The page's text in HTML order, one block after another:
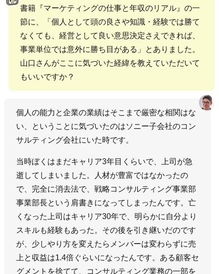
書籍『マーケティングの仕事と年収のリアル』の一
節に、「個人として頭の良さや知識・経験では勝て
なくても、経営として良い意思決定さえできれば、
事業単位では意外に勝ち目がある」とありました。
山口さんがここに気づいた経緯を教えていただいて
もいいですか？
個人の能力と企業の業績はそこまで厳密な相関はな
い、ということに気づいたのはソニー子会社のコン
サルティング会社にいた時です。
当時ぼくはまだキャリア3年目くらいで、上司が急
逝してしまいました。人材が豊富ではなかったの
で、完全に消去法で、戦略コンサルティング事業部
事業部長という肩書きになってしまったんです。亡
くなった上司はキャリア30年で、明らかに自分より
スキルも経験もあった。その後を引き継いだのです
が、少しやり方を変えたらメンバーは変わらずに売
上と収益は1.4倍ぐらいになったんです。ある顧客セ
グメントを捨てて、コンサルティング業務の一部を